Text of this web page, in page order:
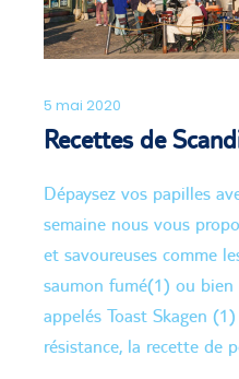
5 mai 2020
Recettes de
Dépaysez vos papilles
semaine nous vous
et savoureuses comme
saumon fumé(1) ou
appelés Toast Skagen
résistance, la recette de